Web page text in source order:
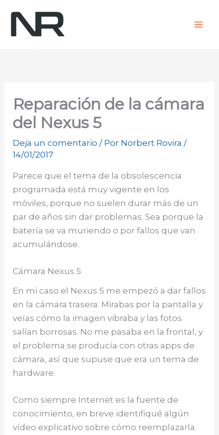
contenido
Reparación de la cámara
del Nexus 5
Deja un comentario / Por Norbert Rovira/
14/01/2017
Parece que el tema de la obsolescencia
programada está muy vigente en los
móviles, porque no suelen durar más de un
par de años sin dar problemas. Sea porque la
batería se va muriendo o por fallos que van
acumulándose.
Cámara Nexus 5
En mi caso el Nexus 5 me empezó a dar fallos
en la cámara trasera. Mirabas por la pantalla y
veías cómo la imagen vibraba y las fotos
salían borrosas. No me pasaba en la frontal, y
el problema se producía con otras apps de
cámara, así que supuse que era un tema de
hardware.
Como siempre Internet es la fuente de
conocimiento, en breve identifiqué algún
vídeo explicativo sobre cómo reemplazarla.